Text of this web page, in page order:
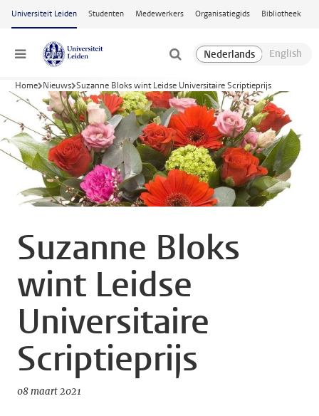
Ga naar hoofdinhoud
Universiteit Leiden Studenten Medewerkers Organisatiegids Bibliotheek
Menu
Home Nieuws Suzanne Bloks wint Leidse Universitaire Scriptieprijs
Suzanne Bloks
wint Leidse
Universitaire
Scriptieprijs
08 maart 2021